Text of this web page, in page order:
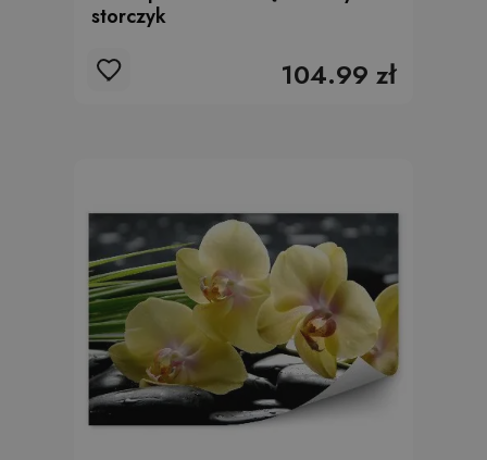
storczyk
104.99 zł